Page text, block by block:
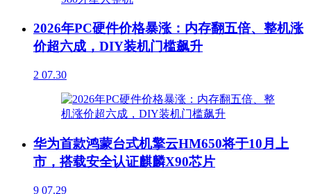
2026年PC硬件价格暴涨：内存翻五倍、整机涨
价超六成，DIY装机门槛飙升
2 07.30
华为首款鸿蒙台式机擎云HM650将于10月上
市，搭载安全认证麒麟X90芯片
9 07.29